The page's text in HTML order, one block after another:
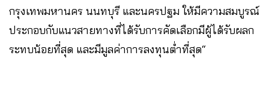
กรุงเทพมหานคร นนทบุรี และนครปฐม ให้มีความสมบูรณ์
ประกอบกับแนวสายทางที่ได้รับการคัดเลือกมีผู้ได้รับผลก
ระทบน้อยที่สุด และมีมูลค่าการลงทุนต่ำที่สุด“